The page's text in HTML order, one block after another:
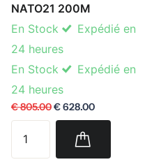
NATO21 200M
En Stock
Expédié en
24 heures
En Stock
Expédié en
24 heures
€ 805.00€ 628.00